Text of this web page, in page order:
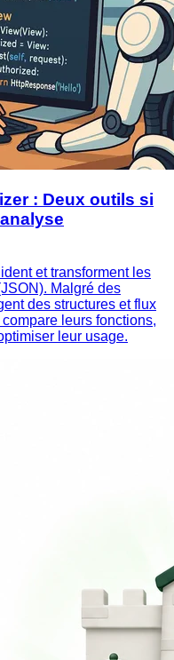
: Deux outils si
et transforment les
Malgré des
des structures et flux
leurs fonctions,
leur usage.